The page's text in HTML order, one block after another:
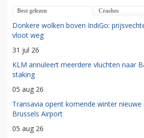
Best gelezen Crashes
Donkere wolken boven IndiGo:
vloot weg
31 jul 26
KLM annuleert meerdere vluchten naar
staking
05 aug 26
Transavia opent komende winter
Brussels Airport
05 aug 26